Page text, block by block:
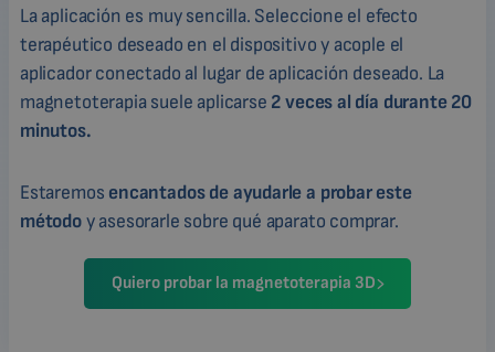
La aplicación es muy sencilla. Seleccione el efecto
terapéutico deseado en el dispositivo y acople el
aplicador conectado al lugar de aplicación deseado. La
magnetoterapia suele aplicarse 2 veces al día durante 20
minutos.
Estaremos encantados de ayudarle a probar este
métodoy asesorarle sobre qué aparato comprar.
Quiero probar la magnetoterapia 3D